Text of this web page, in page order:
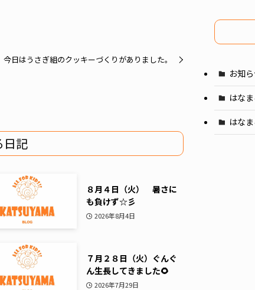
今日はうさぎ組のクッキーづくりがありました。
日記
８月４日（火） 暑さに
も負けず☆彡
2026年8月4日
７月２８日（火）ぐんぐ
ん生長してきました🌻
2026年7月29日
イ
お知
はな
はな